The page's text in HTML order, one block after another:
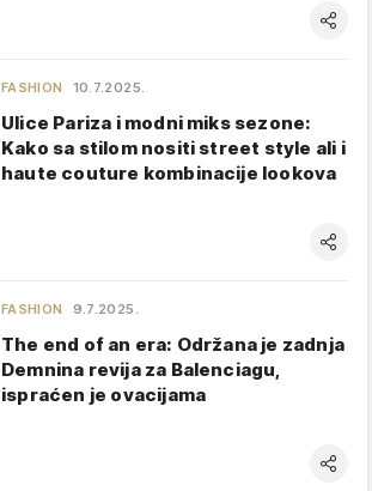
FASHION 10.7.2025.
Ulice Pariza i modni miks sezone:
Kako sa stilom nositi street style ali i
haute couture kombinacije lookova
FASHION 9.7.2025.
The end of an era: Održana je zadnja
Demnina revija za Balenciagu,
ispraćen je ovacijama